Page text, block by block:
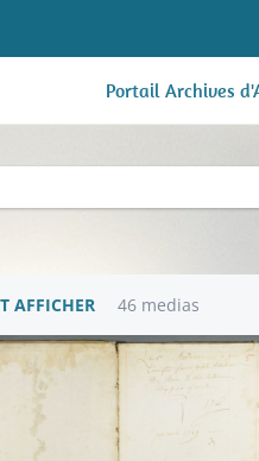
Portail Archives
AFFICHER 46 medias